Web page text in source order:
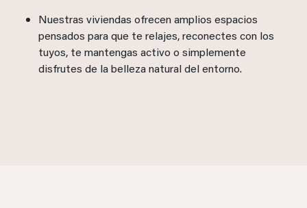
Nuestras viviendas ofrecen amplios espacios
pensados para que te relajes, reconectes con los
tuyos, te mantengas activo o simplemente
disfrutes de la belleza natural del entorno.